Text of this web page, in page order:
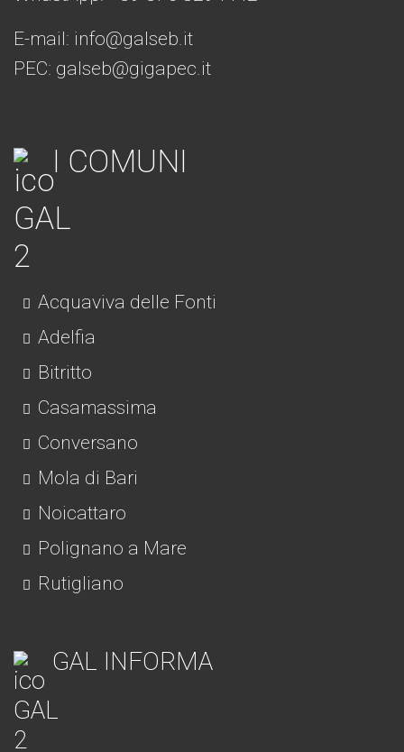
E-mail: info@galseb.it
PEC: galseb@gigapec.it
I COMUNI
Acquaviva delle Fonti
Adelfia
Bitritto
Casamassima
Conversano
Mola di Bari
Noicattaro
Polignano a Mare
Rutigliano
GAL INFORMA